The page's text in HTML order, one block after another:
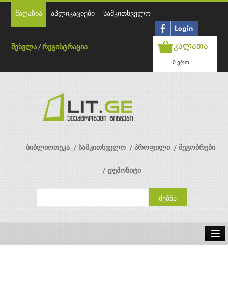
მაღაზია აპლიკაციები სამკითხველო
შესვლა /რეგისტრაცია კალათა
0 ერთ.
ბიბლიოთეკა სამკითხველო პროფილი მეგობრები
დეპოზიტი